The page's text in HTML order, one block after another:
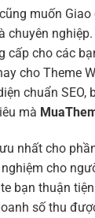
muốn
chuyên
cấp cho các
cho Theme
chuẩn SEO,
mà
nhất cho
cho
bạn thuận
số thu